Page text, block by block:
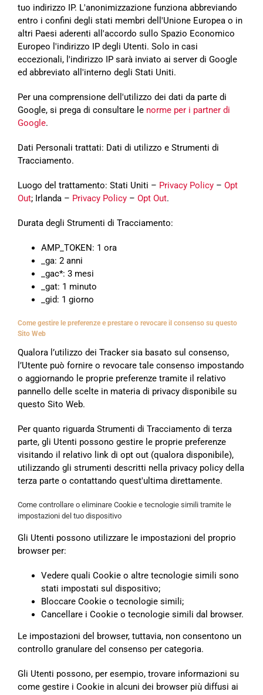
tuo indirizzo IP. L'anonimizzazione funziona abbreviando
entro i confini degli stati membri dell'Unione Europea o in
altri Paesi aderenti all'accordo sullo Spazio Economico
Europeo l'indirizzo IP degli Utenti. Solo in casi
eccezionali, l'indirizzo IP sarà inviato ai server di Google
ed abbreviato all'interno degli Stati Uniti.
Per una comprensione dell'utilizzo dei dati da parte di
Google, si prega di consultare le norme per i partner di
Google.
Dati Personali trattati: Dati di utilizzo e Strumenti di
Tracciamento.
Luogo del trattamento: Stati Uniti – Privacy Policy – Opt
Out; Irlanda – Privacy Policy – Opt Out.
Durata degli Strumenti di Tracciamento:
AMP_TOKEN: 1 ora
_ga: 2 anni
_gac*: 3 mesi
_gat: 1 minuto
_gid: 1 giorno
Come gestire le preferenze e prestare o revocare il consenso su questo
Sito Web
Qualora l’utilizzo dei Tracker sia basato sul consenso,
l’Utente può fornire o revocare tale consenso impostando
o aggiornando le proprie preferenze tramite il relativo
pannello delle scelte in materia di privacy disponibile su
questo Sito Web.
Per quanto riguarda Strumenti di Tracciamento di terza
parte, gli Utenti possono gestire le proprie preferenze
visitando il relativo link di opt out (qualora disponibile),
utilizzando gli strumenti descritti nella privacy policy della
terza parte o contattando quest'ultima direttamente.
Come controllare o eliminare Cookie e tecnologie simili tramite le
impostazioni del tuo dispositivo
Gli Utenti possono utilizzare le impostazioni del proprio
browser per:
Vedere quali Cookie o altre tecnologie simili sono
stati impostati sul dispositivo;
Bloccare Cookie o tecnologie simili;
Cancellare i Cookie o tecnologie simili dal browser.
Le impostazioni del browser, tuttavia, non consentono un
controllo granulare del consenso per categoria.
Gli Utenti possono, per esempio, trovare informazioni su
come gestire i Cookie in alcuni dei browser più diffusi ai